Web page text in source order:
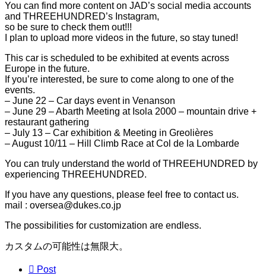
You can find more content on JAD’s social media accounts
and THREEHUNDRED’s Instagram,
so be sure to check them out!!!
I plan to upload more videos in the future, so stay tuned!
This car is scheduled to be exhibited at events across
Europe in the future.
If you’re interested, be sure to come along to one of the
events.
– June 22 – Car days event in Venanson
– June 29 – Abarth Meeting at Isola 2000 – mountain drive +
restaurant gathering
– July 13 – Car exhibition & Meeting in Greolières
– August 10/11 – Hill Climb Race at Col de la Lombarde
You can truly understand the world of THREEHUNDRED by
experiencing THREEHUNDRED.
If you have any questions, please feel free to contact us.
mail : oversea@dukes.co.jp
The possibilities for customization are endless.
カスタムの可能性は無限大。
 Post